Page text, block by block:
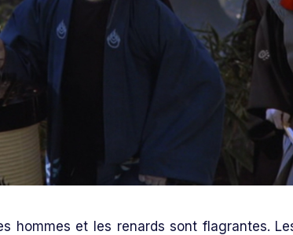
hommes et les renards sont flagrantes.